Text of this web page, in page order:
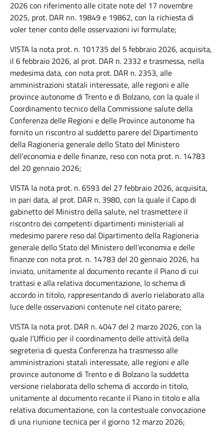
2026 con riferimento alle citate note del 17 novembre
2025, prot. DAR nn. 19849 e 19862, con la richiesta di
voler tener conto delle osservazioni ivi formulate;
VISTA la nota prot. n. 101735 del 5 febbraio 2026, acquisita,
il 6 febbraio 2026, al prot. DAR n. 2332 e trasmessa, nella
medesima data, con nota prot. DAR n. 2353, alle
amministrazioni statali interessate, alle regioni e alle
province autonome di Trento e di Bolzano, con la quale il
Coordinamento tecnico della Commissione salute della
Conferenza delle Regioni e delle Province autonome ha
fornito un riscontro al suddetto parere del Dipartimento
della Ragioneria generale dello Stato del Ministero
dell’economia e delle finanze, reso con nota prot. n. 14783
del 20 gennaio 2026;
VISTA la nota prot. n. 6593 del 27 febbraio 2026, acquisita,
in pari data, al prot. DAR n. 3980, con la quale il Capo di
gabinetto del Ministro della salute, nel trasmettere il
riscontro dei competenti dipartimenti ministeriali al
medesimo parere reso dal Dipartimento della Ragioneria
generale dello Stato del Ministero dell’economia e delle
finanze con nota prot. n. 14783 del 20 gennaio 2026, ha
inviato, unitamente al documento recante il Piano di cui
trattasi e alla relativa documentazione, lo schema di
accordo in titolo, rappresentando di averlo rielaborato alla
luce delle osservazioni contenute nel citato parere;
VISTA la nota prot. DAR n. 4047 del 2 marzo 2026, con la
quale l’Ufficio per il coordinamento delle attività della
segreteria di questa Conferenza ha trasmesso alle
amministrazioni statali interessate, alle regioni e alle
province autonome di Trento e di Bolzano la suddetta
versione rielaborata dello schema di accordo in titolo,
unitamente al documento recante il Piano in titolo e alla
relativa documentazione, con la contestuale convocazione
di una riunione tecnica per il giorno 12 marzo 2026;